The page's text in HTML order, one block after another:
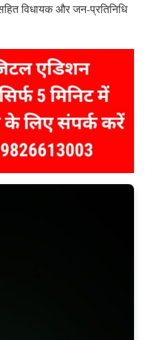
विधायक और जन-प्रतिनिधि